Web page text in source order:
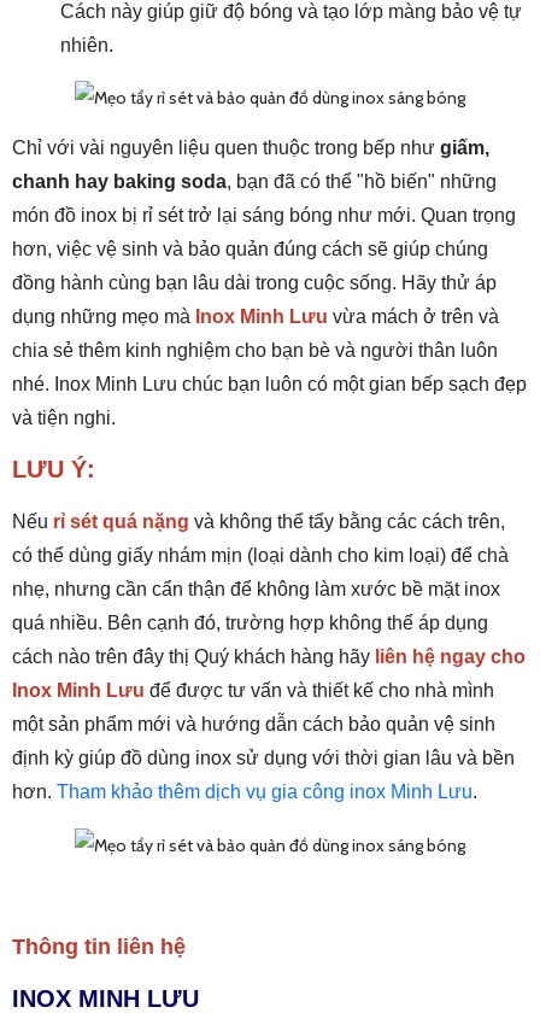
Cách này giúp giữ độ bóng và tạo lớp màng bảo vệ tự
nhiên.
Chỉ với vài nguyên liệu quen thuộc trong bếp như giấm,
chanh hay baking soda, bạn đã có thể "hồ biến" những
món đồ inox bị rỉ sét trở lại sáng bóng như mới. Quan trọng
hơn, việc vệ sinh và bảo quản đúng cách sẽ giúp chúng
đồng hành cùng bạn lâu dài trong cuộc sống. Hãy thử áp
dụng những mẹo mà Inox Minh Lưu vừa mách ở trên và
chia sẻ thêm kinh nghiệm cho bạn bè và người thân luôn
nhé. Inox Minh Lưu chúc bạn luôn có một gian bếp sạch đẹp
và tiện nghi.
LƯU Ý:
Nếu rỉ sét quá nặng và không thể tẩy bằng các cách trên,
có thể dùng giấy nhám mịn (loại dành cho kim loại) để chà
nhẹ, nhưng cần cẩn thận để không làm xước bề mặt inox
quá nhiều. Bên cạnh đó, trường hợp không thể áp dụng
cách nào trên đây thị Quý khách hàng hãy liên hệ ngay cho
Inox Minh Lưu để được tư vấn và thiết kế cho nhà mình
một sản phẩm mới và hướng dẫn cách bảo quản vệ sinh
định kỳ giúp đồ dùng inox sử dụng với thời gian lâu và bền
hơn. Tham khảo thêm dịch vụ gia công inox Minh Lưu.
Thông tin liên hệ
INOX MINH LƯU